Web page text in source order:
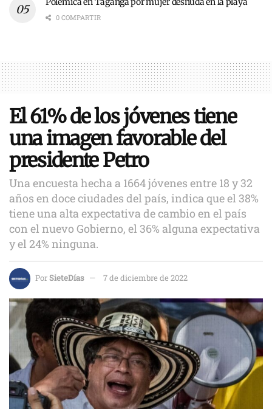
0 COMPARTIR
El 61% de los jóvenes tiene
una imagen favorable del
presidente Petro
Una encuesta hecha a 1664 jóvenes entre 18 y 32
años en doce ciudades del país, indica que el 38%
tiene una alta expectativa de cambio en el país
con el nuevo Gobierno, el 36% alguna expectativa
y el 24% ninguna.
PorSieteDías 7 de diciembre de 2022